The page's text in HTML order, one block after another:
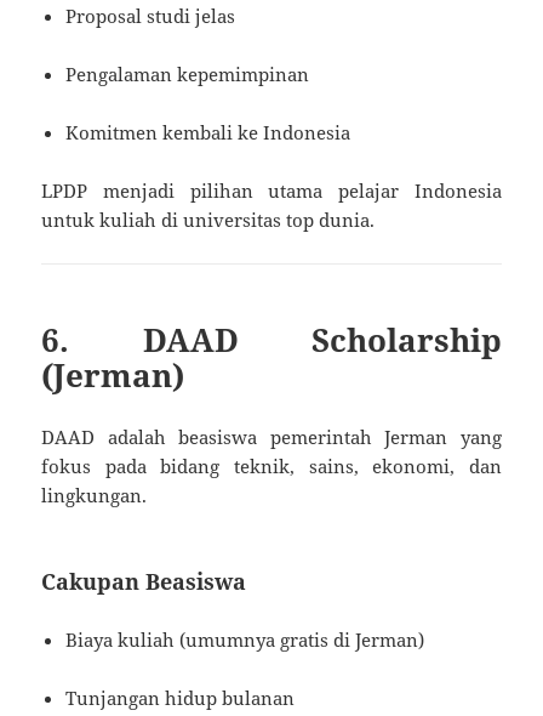
Proposal studi jelas
Pengalaman kepemimpinan
Komitmen kembali ke Indonesia
LPDP menjadi pilihan utama pelajar Indonesia
untuk kuliah di universitas top dunia.
6. DAAD Scholarship
(Jerman)
DAAD adalah beasiswa pemerintah Jerman yang
fokus pada bidang teknik, sains, ekonomi, dan
lingkungan.
Cakupan Beasiswa
Biaya kuliah (umumnya gratis di Jerman)
Tunjangan hidup bulanan